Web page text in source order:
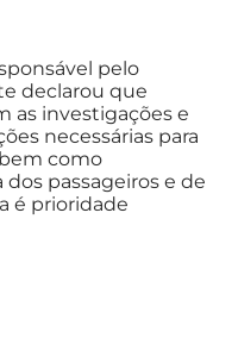
pelo
declarou que
as investigações e
necessárias para
como
passageiros e de
é prioridade